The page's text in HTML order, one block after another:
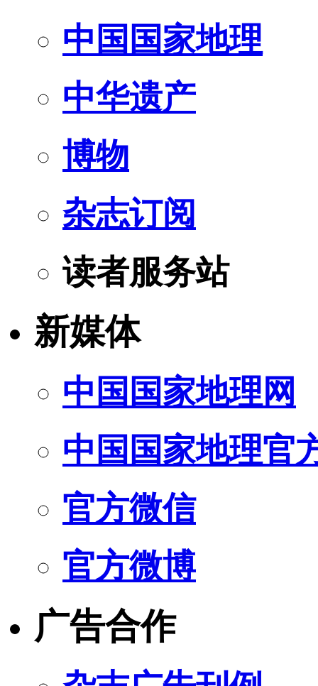
中国国家地理
中华遗产
博物
杂志订阅
读者服务站
新媒体
中国国家地理网
中国国家地理官
官方微信
官方微博
广告合作